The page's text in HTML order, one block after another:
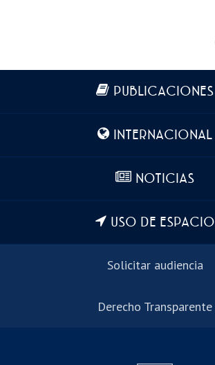
Más información
PUBLICACIONES
INTERNACIONAL
NOTICIAS
USO DE ESPACIO
Solicitar audiencia
Derecho Transparente